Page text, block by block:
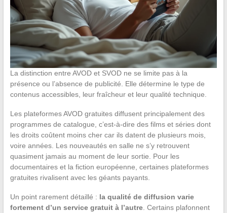
La distinction entre AVOD et SVOD ne se limite pas à la
présence ou l’absence de publicité. Elle détermine le type de
contenus accessibles, leur fraîcheur et leur qualité technique.
Les plateformes AVOD gratuites diffusent principalement des
programmes de catalogue, c’est-à-dire des films et séries dont
les droits coûtent moins cher car ils datent de plusieurs mois,
voire années. Les nouveautés en salle ne s’y retrouvent
quasiment jamais au moment de leur sortie. Pour les
documentaires et la fiction européenne, certaines plateformes
gratuites rivalisent avec les géants payants.
Un point rarement détaillé : la qualité de diffusion varie
fortement d’un service gratuit à l’autre. Certains plafonnent